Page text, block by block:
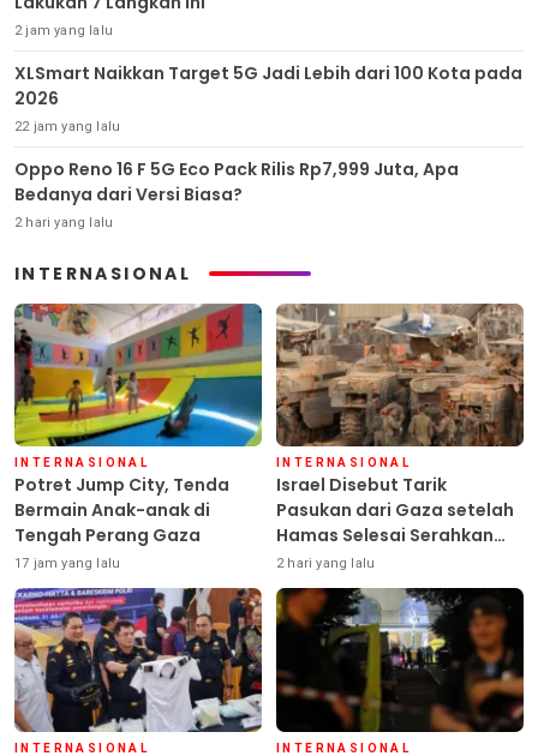
2 jam yang lalu
XLSmart Naikkan Target 5G Jadi Lebih dari 100 Kota pada
2026
22 jam yang lalu
Oppo Reno 16 F 5G Eco Pack Rilis Rp7,999 Juta, Apa
Bedanya dari Versi Biasa?
2 hari yang lalu
INTERNASIONAL
INTERNASIONAL
Potret Jump City, Tenda
Bermain Anak-anak di
Tengah Perang Gaza
17 jam yang lalu
INTERNASIONAL
Israel Disebut Tarik
Pasukan dari Gaza setelah
Hamas Selesai Serahkan
Senjata
2 hari yang lalu
INTERNASIONAL INTERNASIONAL